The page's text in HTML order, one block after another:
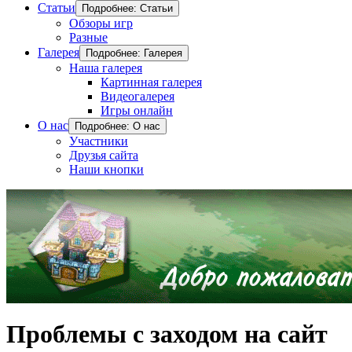
Статьи
Подробнее: Статьи
Обзоры игр
Разные
Галерея
Подробнее: Галерея
Наша галерея
Картинная галерея
Видеогалерея
Игры онлайн
О нас
Подробнее: О нас
Участники
Друзья сайта
Наши кнопки
Проблемы с заходом на сайт